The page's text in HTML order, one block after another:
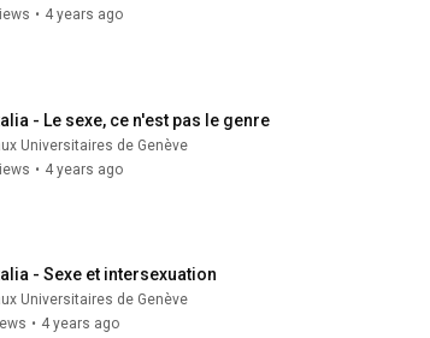
• 4 years ago
- Le sexe, ce n'est pas le genre
Universitaires de Genève
• 4 years ago
- Sexe et intersexuation
Universitaires de Genève
• 4 years ago